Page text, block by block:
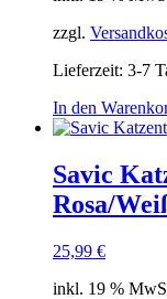
zzgl.
Lieferzeit: 3-7
In den
Savic
Rosa/
25,99 €
inkl. 19 %